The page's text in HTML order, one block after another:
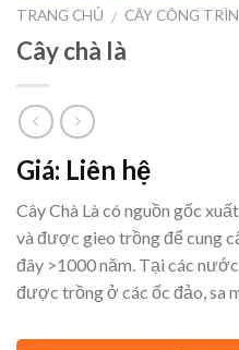
TRANG CHỦ / CÂY CÔNG
Cây chà là
Giá: Liên hệ
Cây Chà Là có nguồn gốc
và được gieo trồng để cung
đây >1000 năm. Tại các
được trồng ở các ốc đảo, sa